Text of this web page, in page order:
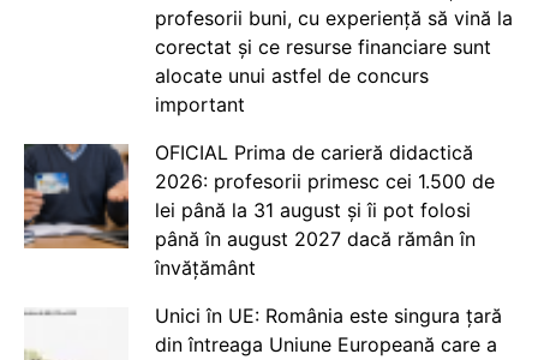
profesorii buni, cu experiență să vină la
corectat și ce resurse financiare sunt
alocate unui astfel de concurs
important
OFICIAL Prima de carieră didactică
2026: profesorii primesc cei 1.500 de
lei până la 31 august și îi pot folosi
până în august 2027 dacă rămân în
învățământ
Unici în UE: România este singura țară
din întreaga Uniune Europeană care a